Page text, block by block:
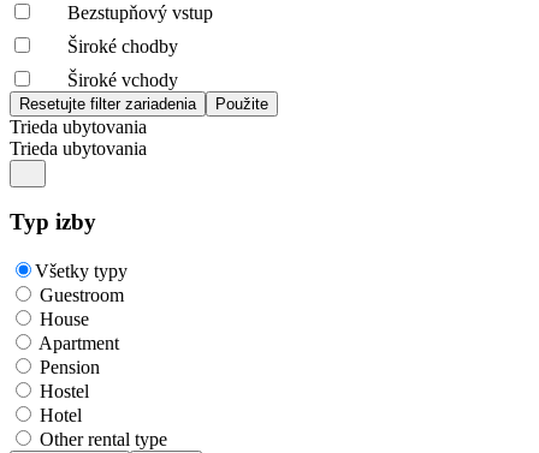
Bezstupňový vstup
Široké chodby
Široké vchody
Trieda ubytovania
Trieda ubytovania
Typ izby
Všetky typy
Guestroom
House
Apartment
Pension
Hostel
Hotel
Other rental type